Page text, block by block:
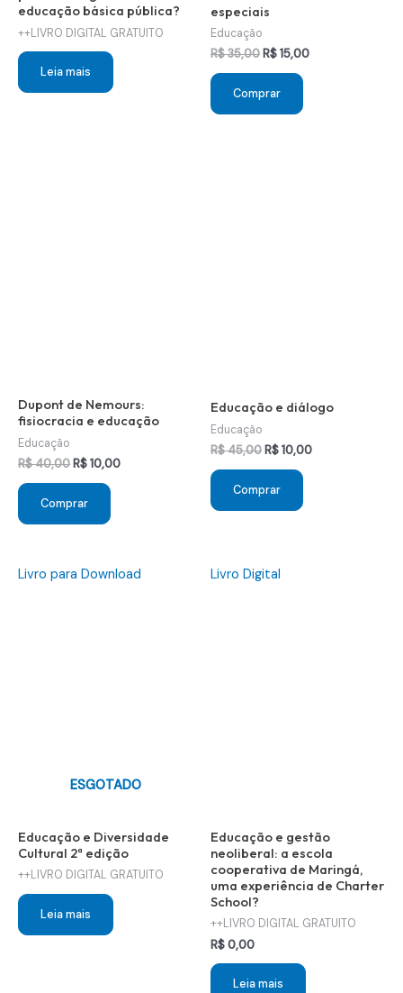
educação básica pública?
++LIVRO DIGITAL GRATUITO
Leia mais
especiais
Educação
R$35,00O
original
era:
R$ 35,00.
R$15,00O
Comprar
Dupont de Nemours:
fisiocracia e educação
Educação
R$40,00O
original
era:
R$ 40,00.
R$10,00O
Comprar
Educação e diálogo
Educação
R$45,00O
original
era:
R$ 45,00.
R$10,00O
Comprar
Livro para Download
ESGOTADO
Educação e Diversidade
Cultural 2ª edição
++LIVRO DIGITAL GRATUITO
Leia mais
Livro Digital
Educação e gestão
neoliberal: a escola
cooperativa de Maringá,
uma experiência de Charter
School?
++LIVRO DIGITAL GRATUITO
R$0,00
Leia mais